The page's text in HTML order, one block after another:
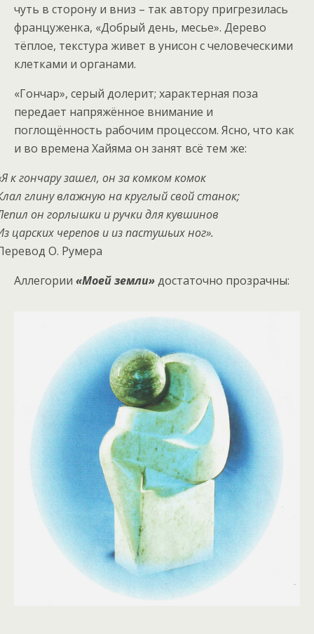
чуть в сторону и вниз – так автору пригрезилась
француженка, «Добрый день, месье». Дерево
тёплое, текстура живет в унисон с человеческими
клетками и органами.
«Гончар», серый долерит; характерная поза
передает напряжённое внимание и
поглощённость рабочим процессом. Ясно, что как
и во времена Хайяма он занят всё тем же:
к гончару зашел, он за комком комок
глину влажную на круглый свой станок;
он горлышки и ручки для кувшинов
царских черепов и из пастушьих ног».
О. Румера
Аллегории «Моей земли»достаточно прозрачны: